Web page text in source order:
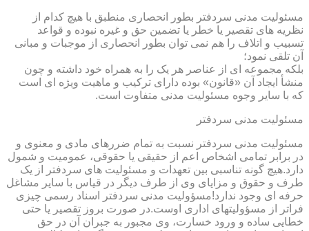
مسئولیت مدنی سردفتر بطور انحصاری منطبق با هیچ کدام از
نظریه های تقصیر یا خطر یا تضمین حق و غیره نبوده و قواعد
تسبیب و اتلاف را هم نمی توان بطور انحصاری از موجبات و مبانی
آن تلقی نمود؛
بلکه مجموعه ای از عناصر هر یک را به همراه خود داشته و چون
منشأ ایجاد آن «قانون» بوده دارای ترکیب و ماهیت ویژه ای است
که با سایر وجوه مسئولیت مدنی متفاوت است.
مسئولیت مدنی سردفتر
مسئولیت مدنی سردفتر نسبت به تمام ضررهای مادی و معنوی و
در برابر تمامی اشخاص اعم از حقیقی یا حقوقی، عمومیت و شمول
دارد.هیچ گونه تناسبی بین تعهدات و مسئولیت های سردفتر از یک
طرف و حقوق و مزایای وی از طرف دیگر در قیاس با سایر مشاغل
حرفه ای وجود ندارد!مسؤولیت مدنی سردفتر اسناد رسمی چیزی
فراتر از مسؤولیتهای اداری اوست.در صورت بروز تقصیر یا حتی
خطایی ساده و ورود خسارت، وی مجبور به جبران آن در حق